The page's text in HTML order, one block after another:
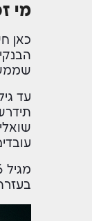
מי
כאן
שממשיכים עד גיל